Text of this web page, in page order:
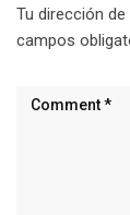
Tu dirección
campos